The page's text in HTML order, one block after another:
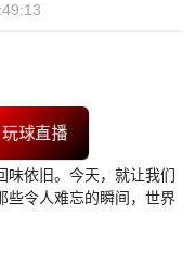
玩球直播
味依旧。今天，就让我们
些令人难忘的瞬间，世界